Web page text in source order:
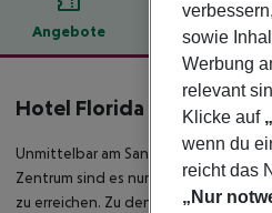
Angebote
Hotel Florida
Unmittelbar am Sandstrand liegt
Zentrum sind es nur ca. 100 m. Die
zu erreichen. Zu den nächsten Bars
sowie
Werbung
relevant
Klicke auf
wenn du
reicht das
„Nur